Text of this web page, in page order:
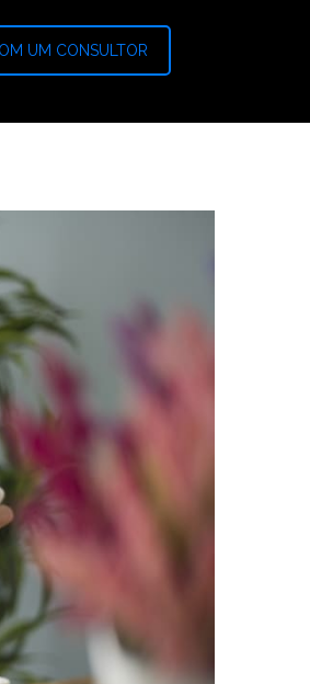
UM CONSULTOR